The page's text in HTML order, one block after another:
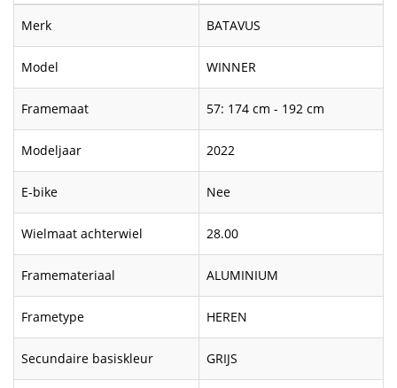
Merk BATAVUS
Model WINNER
Framemaat 57: 174 cm - 192 cm
Modeljaar 2022
E-bike Nee
Wielmaat achterwiel 28.00
Framemateriaal ALUMINIUM
Frametype HEREN
Secundaire basiskleur GRIJS